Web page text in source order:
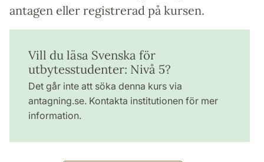
antagen eller registrerad på kursen.
Vill du läsa Svenska för
utbytesstudenter: Nivå 5?
Det går inte att söka denna kurs via
antagning.se. Kontakta institutionen för mer
information.